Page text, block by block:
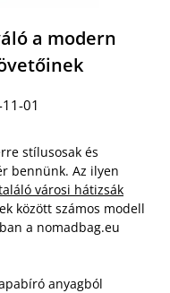
a modern
01
stílusosak és
bennünk. Az ilyen
városi hátizsák
között számos modell
a nomadbag.eu
anyagból